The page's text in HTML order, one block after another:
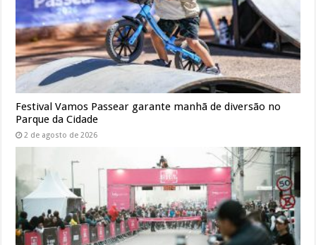
Festival Vamos Passear garante manhã de diversão no
Parque da Cidade
2 de agosto de 2026